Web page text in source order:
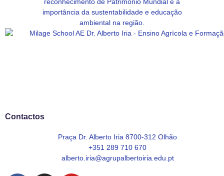
Contactos
Praça Dr. Alberto Iria 8700-312 Olhão
+351 289 710 670
alberto.iria@agrupalbertoiria.edu.pt